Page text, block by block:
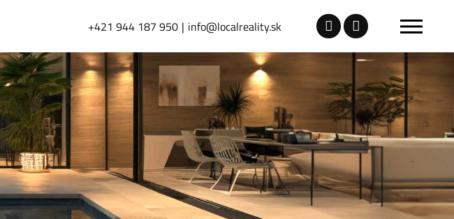
+421 944 187 950 info@localreality.sk